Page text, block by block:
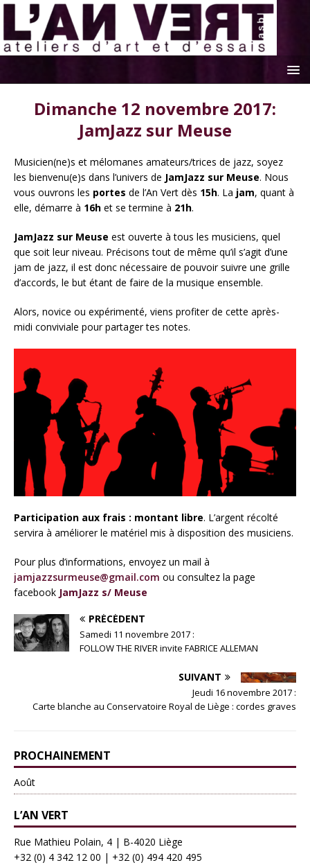
Dimanche 12 novembre 2017:
JamJazz sur Meuse
Musicien(ne)s et mélomanes amateurs/trices de jazz, soyez
les bienvenu(e)s dans l’univers de JamJazz sur Meuse. Nous
vous ouvrons les portes de l’An Vert dès 15h. La jam, quant à
elle, démarre à 16h et se termine à 21h.
JamJazz sur Meuse est ouverte à tous les musiciens, quel
que soit leur niveau. Précisons tout de même qu’il s’agit d’une
jam de jazz, il est donc nécessaire de pouvoir suivre une grille
d’accords, le but étant de faire de la musique ensemble.
Alors, novice ou expérimenté, viens profiter de cette après-
midi conviviale pour partager tes notes.
Participation aux frais : montant libre. L’argent récolté
servira à améliorer le matériel mis à disposition des musiciens.
Pour plus d’informations, envoyez un mail à
jamjazzsurmeuse@gmail.com ou consultez la page
facebook JamJazz s/ Meuse
PRÉCÉDENT
Samedi 11 novembre 2017 :
FOLLOW THE RIVER invite FABRICE ALLEMAN
SUIVANT
Jeudi 16 novembre 2017 :
Carte blanche au Conservatoire Royal de Liège : cordes graves
PROCHAINEMENT
Août
L’AN VERT
Rue Mathieu Polain, 4 | B-4020 Liège
+32 (0) 4 342 12 00 | +32 (0) 494 420 495